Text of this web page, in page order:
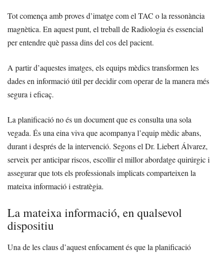
Tot comença amb proves d’imatge com el TAC o la ressonància
magnètica. En aquest punt, el treball de Radiologia és essencial
per entendre què passa dins del cos del pacient.
A partir d’aquestes imatges, els equips mèdics transformen les
dades en informació útil per decidir com operar de la manera més
segura i eficaç.
La planificació no és un document que es consulta una sola
vegada. És una eina viva que acompanya l’equip mèdic abans,
durant i després de la intervenció. Segons el Dr. Liebert Álvarez,
serveix per anticipar riscos, escollir el millor abordatge quirúrgic i
assegurar que tots els professionals implicats comparteixen la
mateixa informació i estratègia.
La mateixa informació, en qualsevol
dispositiu
Una de les claus d’aquest enfocament és que la planificació